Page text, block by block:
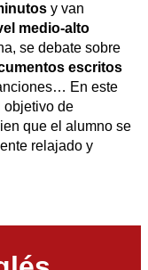
y van
medio-alto
se debate sobre
escritos
En este
objetivo de
que el alumno se
relajado y